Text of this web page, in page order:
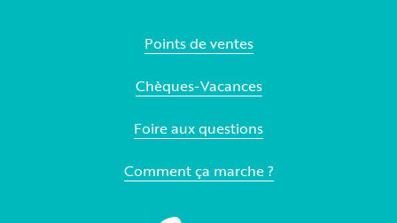
Points de ventes
Chèques-Vacances
Foire aux questions
Comment ça marche ?